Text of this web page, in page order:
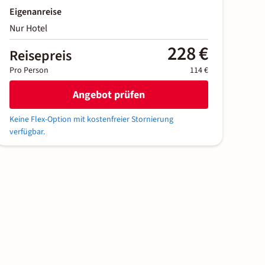
Eigenanreise
Nur Hotel
Reisepreis 228 €
Pro Person 114 €
Angebot prüfen
Keine Flex-Option mit kostenfreier Stornierung
verfügbar.